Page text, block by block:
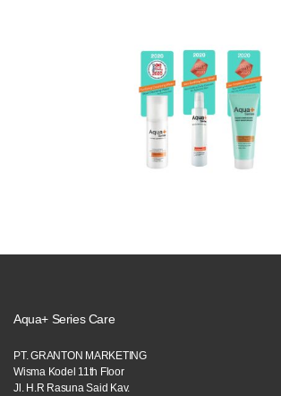
Aqua+ Series Care
PT. GRANTON MARKETING
Wisma Kodel 11th Floor
Jl. H.R Rasuna Said Kav.